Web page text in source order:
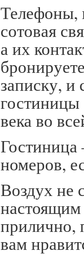
Телефоны,
сотовая
а их
записку, и
века во
Гостиница
номеров,
Воздух не
прилично,
вам